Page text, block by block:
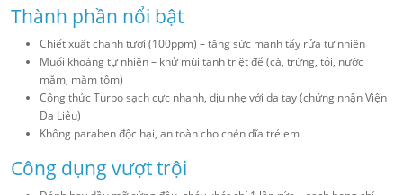
Thành phần nổi bật
Chiết xuất chanh tươi (100ppm) – tăng sức mạnh tẩy rửa tự nhiên
Muối khoáng tự nhiên – khử mùi tanh triệt để (cá, trứng, tỏi, nước
mắm, mắm tôm)
Công thức Turbo sạch cực nhanh, dịu nhẹ với da tay (chứng nhận Viện
Da Liễu)
Không paraben độc hại, an toàn cho chén dĩa trẻ em
Công dụng vượt trội